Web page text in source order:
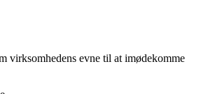
virksomhedens evne til at imødekomme